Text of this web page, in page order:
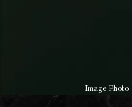
Image Photo